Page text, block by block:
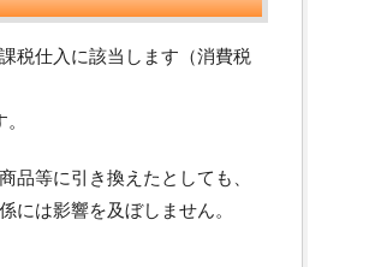
税仕入に該当します（消費税
品等に引き換えたとしても、
には影響を及ぼしません。